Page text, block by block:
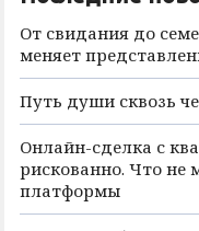
От свидания до
меняет
Путь души сквозь
Онлайн-сделка с
рискованно. Что не
платформы